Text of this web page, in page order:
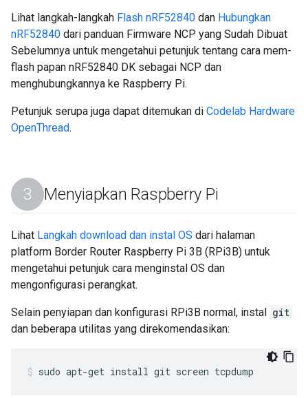
Lihat langkah-langkah Flash nRF52840 dan Hubungkan
nRF52840 dari panduan Firmware NCP yang Sudah Dibuat
Sebelumnya untuk mengetahui petunjuk tentang cara mem-
flash papan nRF52840 DK sebagai NCP dan
menghubungkannya ke Raspberry Pi.
Petunjuk serupa juga dapat ditemukan di Codelab Hardware
OpenThread.
Menyiapkan Raspberry Pi
Lihat Langkah download dan instal OS dari halaman
platform Border Router Raspberry Pi 3B (RPi3B) untuk
mengetahui petunjuk cara menginstal OS dan
mengonfigurasi perangkat.
Selain penyiapan dan konfigurasi RPi3B normal, instal git
dan beberapa utilitas yang direkomendasikan:
sudo apt-get install git screen tcpdump